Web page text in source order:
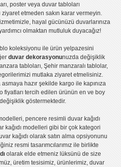
, posterveya duvar tabloları
ziyaret etmeden sakın karar vermeyin.
hayal gücünüzü duvarlarınıza
olmaktan mutluluk duyacağız!
koleksiyonu ile ürün yelpazesini
duvar dekorasyonunuzda değişiklik
tabloları, Şehir manzaralı tablolar,
mutlaka ziyaret etmelisiniz.
asmaya hazır şekilde kargo ile kapınıza
fiyatlarıtercih edilen ürünün en ve boy
göstermektedir.
,pencere resimli duvar kağıdı
kağıdı modelleri gibi bir çok kategori
kağıdı olarak satın alma opsiyonunu
resmi tasarımcılarımız ile birlikte
olarak elde etmeniz lüksünü de size
üretim tesisimiz, ürünlerimiz, duvar